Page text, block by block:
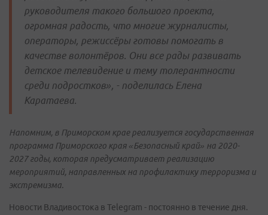
руководителя такого большого проекта,
огромная радость, что многие журналисты,
операторы, режиссёры готовы помогать в
качестве волонтёров. Они все рады развивать
детское телевидение и тему толерантности
среди подростков», - поделилась Елена
Каратаева.
Напомним, в Приморском крае реализуется государственная
программа Приморского края «Безопасный край» на 2020-
2027 годы, которая предусматривает реализацию
мероприятий, направленных на профилактику терроризма и
экстремизма.
Новости Владивостока в Telegram - постоянно в течение дня.